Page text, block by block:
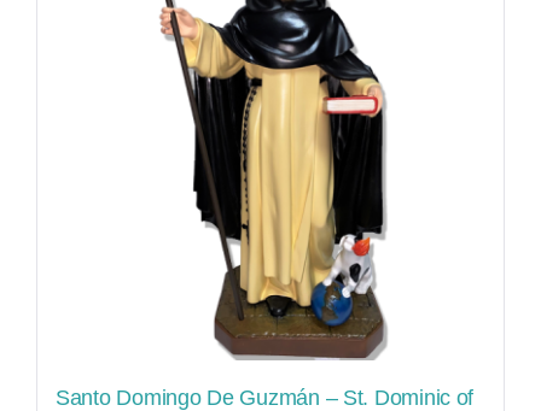
Santo Domingo De Guzmán – St. Dominic of